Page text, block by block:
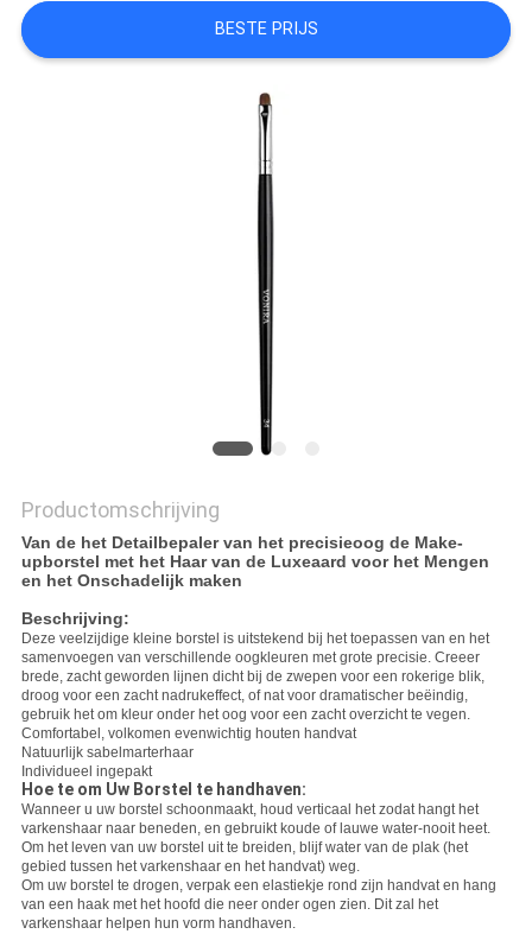
BESTE PRIJS
Productomschrijving
Van de het Detailbepaler van het precisieoog de Make-
upborstel met het Haar van de Luxeaard voor het Mengen
en het Onschadelijk maken
Beschrijving:
Deze veelzijdige kleine borstel is uitstekend bij het toepassen van en het
samenvoegen van verschillende oogkleuren met grote precisie. Creeer
brede, zacht geworden lijnen dicht bij de zwepen voor een rokerige blik,
droog voor een zacht nadrukeffect, of nat voor dramatischer beëindig,
gebruik het om kleur onder het oog voor een zacht overzicht te vegen.
Comfortabel, volkomen evenwichtig houten handvat
Natuurlijk sabelmarterhaar
Individueel ingepakt
Hoe te om Uw Borstel te handhaven:
Wanneer u uw borstel schoonmaakt, houd verticaal het zodat hangt het
varkenshaar naar beneden, en gebruikt koude of lauwe water-nooit heet.
Om het leven van uw borstel uit te breiden, blijf water van de plak (het
gebied tussen het varkenshaar en het handvat) weg.
Om uw borstel te drogen, verpak een elastiekje rond zijn handvat en hang
van een haak met het hoofd die neer onder ogen zien. Dit zal het
varkenshaar helpen hun vorm handhaven.